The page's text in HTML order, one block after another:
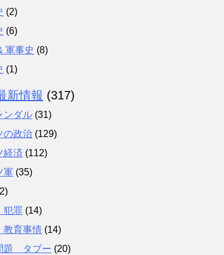
(2)
(6)
軍事史 (8)
(1)
新情報 (317)
ンダル (31)
の政治 (129)
経済 (112)
軍 (35)
犯罪 (14)
教育事情 (14)
題 タブー (20)